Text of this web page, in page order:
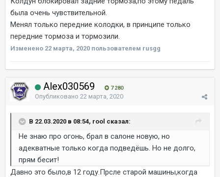
была очень чувствительной.
Менял только передние колодки, в принципе только
передние тормоза и тормозили.
Изменено 22 марта, 2020 пользователем rusgg
Alex030569 7 280
Опубликовано 22 марта, 2020
В 22.03.2020 в 08:54, rool сказал:
Не знаю про огонь, брал в салоне новую, но
адекватные только когда подведёшь. Но не долго,
прям бесит!
Давно это было,в 12 году.Прсле старой машины,когда